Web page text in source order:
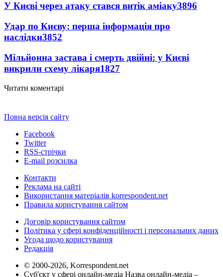
У Києві через атаку стався витік аміаку3896
Удар по Києву: перша інформація про
наслідки3852
Мільйонна застава і смерть двійні: у Києві
викрили схему лікаря1827
Читати коментарі
Повна версія сайту
Facebook
Twitter
RSS-стрічки
E-mail розсилка
Контакти
Реклама на сайті
Використання матеріалів korrespondent.net
Правила користування сайтом
Договір користування сайтом
Політика у сфері конфіденційності і персональних даних
Угода щодо користування
Редакція
© 2000-2026, Korrespondent.net
Суб'єкт у сфері онлайн-медіа Назва онлайн-медіа –